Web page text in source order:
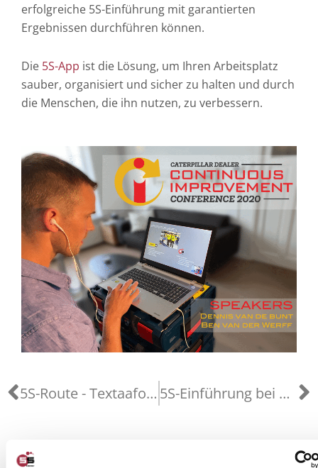
erfolgreiche 5S-Einführung mit garantierten
Ergebnissen durchführen können.
Die 5S-App ist die Lösung, um Ihren Arbeitsplatz
sauber, organisiert und sicher zu halten und durch
die Menschen, die ihn nutzen, zu verbessern.
Prev 5S-Route - Textaafoam 5S-Einführung bei Hordijk Packaging - einschließlich 5S-Whitepaper